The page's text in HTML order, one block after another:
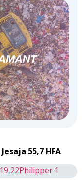
55,7 HFA
,22Philipper 1